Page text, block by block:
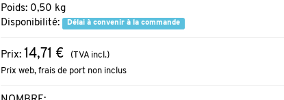
Poids: 0,50 kg
Disponibilité:
Délai à convenir à la commande
Prix: 14,71 €
(TVA incl.)
Prix web, frais de port non inclus